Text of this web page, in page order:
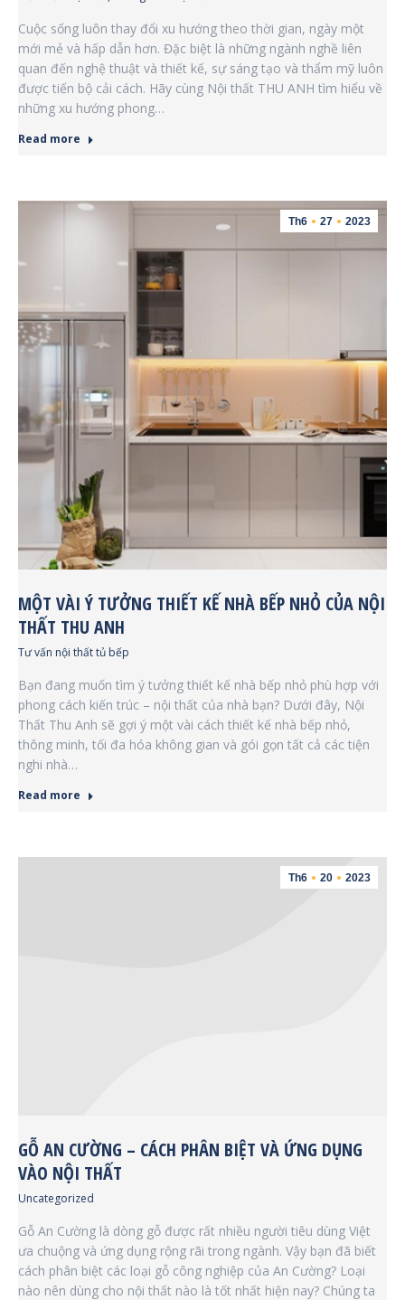
Cuộc sống luôn thay đổi xu hướng theo thời gian, ngày một
mới mẻ và hấp dẫn hơn. Đặc biệt là những ngành nghề liên
quan đến nghệ thuật và thiết kế, sự sáng tạo và thẩm mỹ luôn
được tiến bộ cải cách. Hãy cùng Nội thất THU ANH tìm hiểu về
những xu hướng phong…
Read more
Th6 27 2023
MỘT VÀI Ý TƯỞNG THIẾT KẾ NHÀ BẾP NHỎ CỦA NỘI
THẤT THU ANH
Tư vấn nội thất tủ bếp
Bạn đang muốn tìm ý tưởng thiết kế nhà bếp nhỏ phù hợp với
phong cách kiến trúc – nội thất của nhà bạn? Dưới đây, Nội
Thất Thu Anh sẽ gợi ý một vài cách thiết kế nhà bếp nhỏ,
thông minh, tối đa hóa không gian và gói gọn tất cả các tiện
nghi nhà…
Read more
Th6 20 2023
GỖ AN CƯỜNG – CÁCH PHÂN BIỆT VÀ ỨNG DỤNG
VÀO NỘI THẤT
Uncategorized
Gỗ An Cường là dòng gỗ được rất nhiều người tiêu dùng Việt
ưa chuộng và ứng dụng rộng rãi trong ngành. Vậy bạn đã biết
cách phân biệt các loại gỗ công nghiệp của An Cường? Loại
nào nên dùng cho nội thất nào là tốt nhất hiện nay? Chúng ta